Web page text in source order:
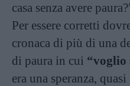
casa senza avere
Per essere corretti
cronaca di più di una
di paura in cui “voglio
era una speranza,